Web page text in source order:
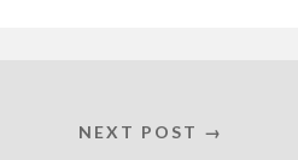
NEXT POST →